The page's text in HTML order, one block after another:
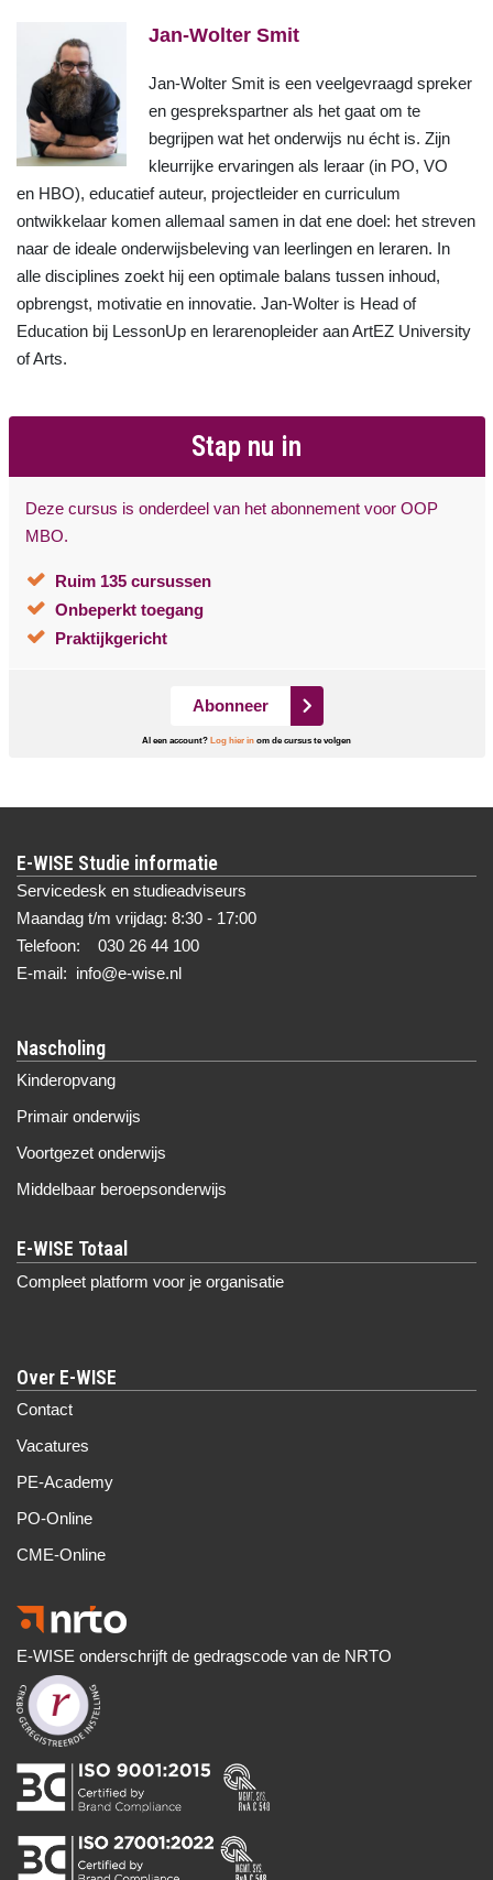
Jan-Wolter Smit
Jan-Wolter Smit is een veelgevraagd spreker
en gesprekspartner als het gaat om te
begrijpen wat het onderwijs nu écht is. Zijn
kleurrijke ervaringen als leraar (in PO, VO
en HBO), educatief auteur, projectleider en curriculum
ontwikkelaar komen allemaal samen in dat ene doel: het streven
naar de ideale onderwijsbeleving van leerlingen en leraren. In
alle disciplines zoekt hij een optimale balans tussen inhoud,
opbrengst, motivatie en innovatie. Jan-Wolter is Head of
Education bij LessonUp en lerarenopleider aan ArtEZ University
of Arts.
Stap nu in
Deze cursus is onderdeel van het abonnement voor OOP
MBO.
Ruim 135 cursussen
Onbeperkt toegang
Praktijkgericht
Abonneer
Al een account? Log hier in om de cursus te volgen
E-WISE Studie informatie
Servicedesk en studieadviseurs
Maandag t/m vrijdag: 8:30 - 17:00
Telefoon: 030 26 44 100
E-mail: info@e-wise.nl
Nascholing
Kinderopvang
Primair onderwijs
Voortgezet onderwijs
Middelbaar beroepsonderwijs
Compleet platform voor je organisatie
Over E-WISE
Contact
Vacatures
PE-Academy
PO-Online
CME-Online
E-WISE onderschrijft de gedragscode van de NRTO